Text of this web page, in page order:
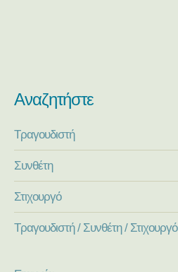
Αναζητήστε
Τραγουδιστή
Συνθέτη
Στιχουργό
Τραγουδιστή / Συνθέτη / Στιχουργό